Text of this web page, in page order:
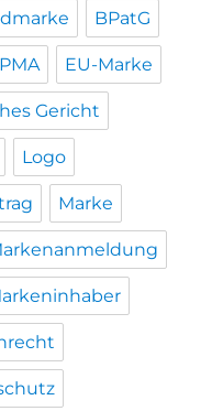
BPatG
EU-Marke
Gericht
Logo
Marke